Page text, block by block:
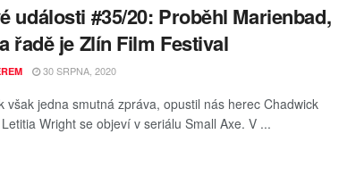
události #35/20: Proběhl Marienbad,
řadě je Zlín Film Festival
30 SRPNA, 2020
však jedna smutná zpráva, opustil nás herec Chadwick
Wright se objeví v seriálu Small Axe. V ...